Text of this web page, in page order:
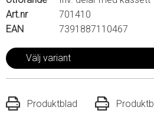
Art.nr
701410
EAN
7391887110467
Välj variant
Produktblad